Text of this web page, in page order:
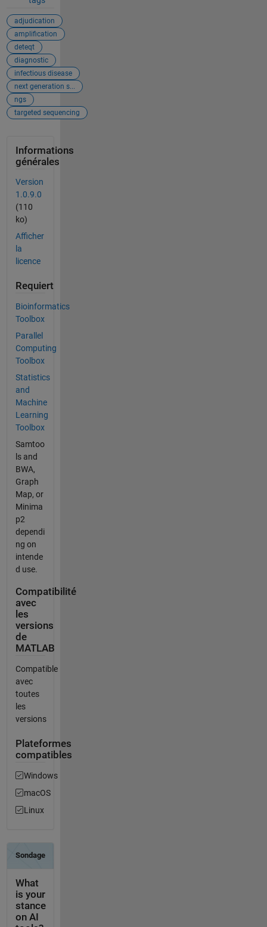
adjudication
amplification
deteqt
diagnostic
infectious disease
next generation s...
ngs
targeted sequencing
Informations
générales
Version
1.0.9.0
(110
ko)
Afficher
la
licence
Requiert
Bioinformatics
Toolbox
Parallel
Computing
Toolbox
Statistics
and
Machine
Learning
Toolbox
Samtoo
ls and
BWA,
Graph
Map, or
Minima
p2
dependi
ng on
intende
d use.
Compatibilité
avec
les
versions
de
MATLAB
Compatible
avec
toutes
les
versions
Plateformes
compatibles
Windows
macOS
Linux